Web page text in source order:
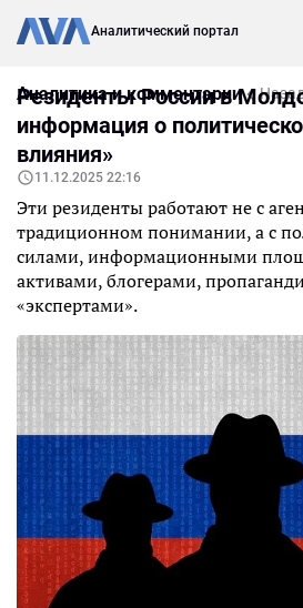
Аналитический портал
Аналитика и комментарии
Резиденты России в
информация о
влияния»
11.12.2025 22:16
Эти резиденты работают не с
традиционном понимании, а с
силами, информационными
активами, блогерами,
«экспертами».